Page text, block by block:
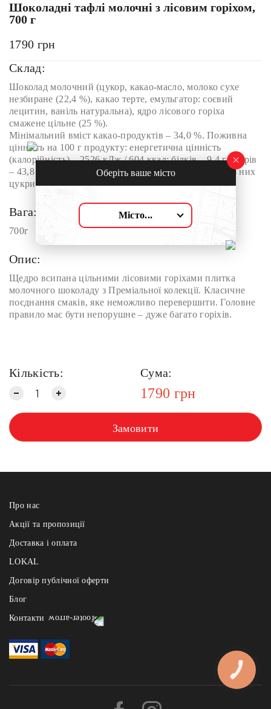
Шоколадні тафлі молочні з лісовим горіхом,
700 г
1790 грн
Склад:
Шоколад молочний (цукор, какао-масло, молоко сухе
незбиране (22,4 %), какао терте, емульгатор: соєвий
лецитин, ваніль натуральна), ядро лісового горіха
смажене цільне (25 %).
Мінімальний вміст какао-продуктів – 34,0 %. Поживна
цінність на 100 г продукту: енергетична цінність
(калорійність) – 2526 кДж / 604 ккал; білків – 9,4 г; жирів
– 43,8 г, з них насичені – 16,0 г; вуглеводів – 42,2 г, з них
цукри – 38,9 г; сіль – 0,15 г.
Вага:
700г
Опис:
Щедро всипана цільними лісовими горіхами плитка
молочного шоколаду з Преміальної колекції. Класичне
поєднання смаків, яке неможливо перевершити. Головне
правило має бути непорушне – дуже багато горіхів.
Кількість: Сума:
1790 грн
Замовити
Про нас
Акції та пропозиції
Доставка і оплата
LOKAL
Договір публічної оферти
Блог
Контакти
- на Узвозі: +38 (067) 121 84 91, Андріївський узвіз 2а
- на Арсенальній: +38 (067) 121 84 91, вул. І.Мазепи 1
- на Славутичі: +38 (067) 121 84 91, Миколи Бажана 1и, БЦ «The
Оберіть ваше місто
Місто...
КНОПКА
ЗВ'ЯЗКУ